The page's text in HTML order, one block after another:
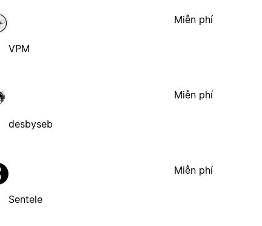
VPM
Miễn phí
desbyseb
Miễn phí
Sentele
Miễn phí